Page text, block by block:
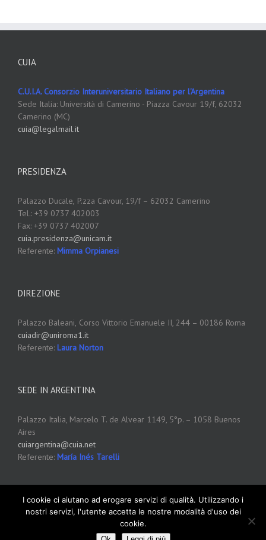
CUIA
C.U.I.A. Consorzio Interuniversitario Italiano per l'Argentina
Sede Italia: Università di Camerino - Piazza Cavour 19/f, 62032
Camerino (MC)
cuia@legalmail.it
PRESIDENZA
Palazzo Ducale, P.zza Cavour, 19/f – 62032 Camerino
Tel.: +39 0737 402003
Fax: +39 0737 402007
cuia.presidenza@unicam.it
Referente: Mimma Orpianesi
DIREZIONE
Palazzo Baleani, Corso Vittorio Emanuele II, 244 – 00186 Roma
cuiadir@uniroma1.it
Referente: Laura Norton
SEDE IN ARGENTINA
Palazzo Italia, Marcelo T. de Alvear 1149, 5°p. – 1058 Buenos
Aires
cuiargentina@cuia.net
Referente: María Inés Tarelli
Copyright 2012 - 2016 CUIA
I cookie ci aiutano ad erogare servizi di qualità. Utilizzando i
nostri servizi, l'utente accetta le nostre modalità d'uso dei
cookie.